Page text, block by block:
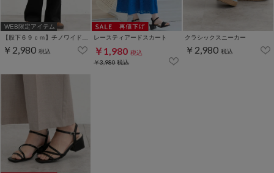
WEB限定アイテム
￥2,980 税込
レースティアードスカート
￥1,980 税込
￥3,980税込
クラシックスニーカー
￥2,980 税込